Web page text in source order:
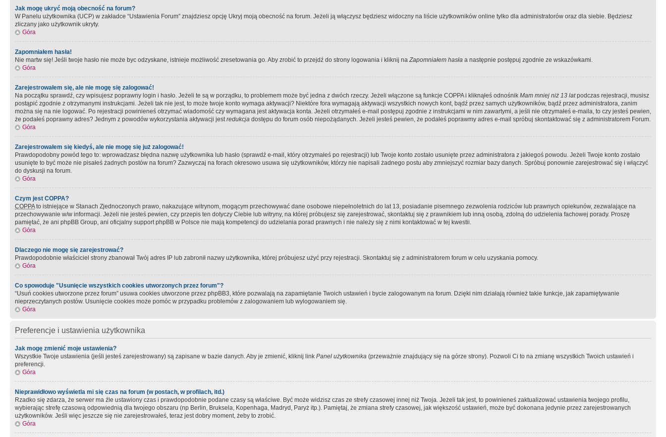
Jak mogę ukryć moją obecność na forum?
W Panelu użytkownika (UCP) w zakładce “Ustawienia Forum” znajdziesz opcję Ukryj moją obecność na forum. Jeżeli ją włączysz będziesz widoczny na liście użytkowników online tylko dla administratorów oraz dla siebie. Będziesz
zliczany jako użytkownik ukryty.
Góra
Zapomniałem hasła!
Nie martw się! Jeśli twoje hasło nie może byc odzyskane, istnieje możliwość zresetowania go. Aby zrobić to przejdź do strony logowania i kliknij naZapomniałem hasła a następnie postępuj zgodnie ze wskazówkami.
Góra
Zarejestrowałem się, ale nie mogę się zalogować!
Na początku sprawdź, czy wpisujesz poprawny login i hasło. Jeżeli te są w porządku, to problemem może być jedna z dwóch rzeczy. Jeżeli włączone są funkcje COPPA i kliknąłeś odnośnik Mam mniej niż 13 latpodczas rejestracji, musisz
postąpić zgodnie z otrzymanymi instrukcjami. Jeżeli tak nie jest, to może twoje konto wymaga aktywacji? Niektóre fora wymagają aktywacji wszystkich nowych kont, bądź przez samych użytkowników, bądź przez administratora, zanim
można się na nie logować. Po rejestracji powinieneś otrzymać wiadomość czy wymagana jest aktywacja konta. Jeżeli otrzymałeś e-mail postępuj zgodnie z instrukcjami w nim zawartymi, a jeśli nie otrzymałeś e-maila, to czy jesteś pewien,
że podałeś poprawny adres? Jednym z powodów wykorzystania aktywacji jestredukcja dostępu do forum osób niepożądanych. Jeżeli jesteś pewien, że podałeś poprawmy adres e-mail spróbuj skontaktować się z administratorem Forum.
Góra
Zarejestrowałem się kiedyś, ale nie mogę się już zalogować!
Prawdopodobny powód tego to: wprowadzasz błędna nazwę użytkownika lub hasło (sprawdź e-mail, który otrzymałeś po rejestracji) lub Twoje konto zostało usunięte przez administratora z jakiegoś powodu. Jeżeli Twoje konto zostało
usunięte to być może nie pisałeś żadnych postów na forum? Zazwyczaj na forach okresowo usuwa się użytkowników, którzy nie napisali żadnego postu aby zmniejszyć rozmiar bazy danych. Spróbuj ponownie zarejestrować się i włączyć
do dyskusji na forum.
Góra
Czym jest COPPA?
COPPAto istniejące w Stanach Zjednoczonych prawo, nakazujące witrynom, mogącym przechowywać dane osobowe niepełnoletnich do lat 13, posiadanie pisemnego zezwolenia rodziców lub prawnych opiekunów, zezwalające na
przechowywanie w/w informacji. Jeżeli nie jesteś pewien, czy przepis ten dotyczy Ciebie lub witryny, na której próbujesz się zarejestrować, skontaktuj się z prawnikiem lub inną osobą, zdolną do udzielenia fachowej porady. Proszę
pamiętać, że ani phpBB Group, ani oficjalny support phpBB w Polsce nie mają kompetencji do udzielania porad prawnych i nie należy się z nimi kontaktować w tej kwestii.
Góra
Dlaczego nie mogę się zarejestrować?
Prawdopodobnie właściciel strony zbanował Twój adres IP lub zabronił nazwy użytkownika, której próbujesz użyć przy rejestracji. Skontaktuj się z administratorem forum w celu uzyskania pomocy.
Góra
Co spowoduje "Usunięcie wszystkich cookies utworzonych przez forum"?
“Usuń cookies utworzone przez forum” usuwa cookies utworzone przez phpBB3, które pozwalają na zapamiętanie Twoich ustawień i bycie zalogowanym na forum. Dzięki nim działają również takie funkcje, jak zapamiętywanie
nieprzeczytanych postów. Usunięcie cookies może pomóc w przypadku problemów z zalogowaniem lub wylogowaniem się.
Góra
Preferencje i ustawienia użytkownika
Jak mogę zmienić moje ustawienia?
Wszystkie Twoje ustawienia (jeśli jesteś zarejestrowany) są zapisane w bazie danych. Aby je zmienić, kliknij link Panel użytkownika (przeważnie znajdujący się na górze strony). Pozwoli Ci to na zmianę wszystkich Twoich ustawień i
preferencji.
Góra
Nieprawidłowo wyświetla mi się czas na forum (w postach, w profilach, itd.)
Rzadko się zdarza, że serwer ma źle ustawiony czas i prawdopodobnie podane czasy są właściwe. Być może widzisz czas ze strefy czasowej innej niż Twoja. Jeżeli tak jest, to powinieneś zaktualizować ustawienia twojego profilu,
wybierając strefę czasową odpowiednią dla twojego obszaru (np Berlin, Bruksela, Kopenhaga, Madryd, Paryż itp.). Pamiętaj, że zmiana strefy czasowej, jak większość ustawień, może być dokonana jedynie przez zarejestrowanych
użytkowników. Jeśli więc jeszcze się nie zarejestrowałeś, teraz jest dobry moment, żeby to zrobić.
Góra